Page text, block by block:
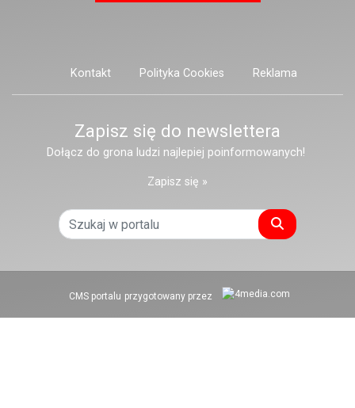
Kontakt Polityka Cookies Reklama
Zapisz się do newslettera
Dołącz do grona ludzi najlepiej poinformowanych!
Zapisz się »
Szukaj
CMS portalu przygotowany przez